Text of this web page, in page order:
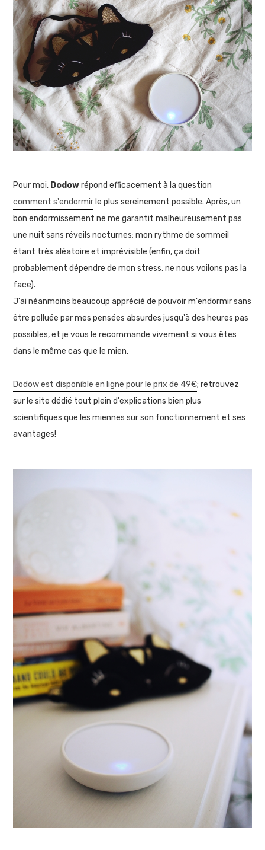
Pour moi, Dodowrépond efficacement à la question
comment s'endormir le plus sereinement possible. Après, un
bon endormissement ne me garantit malheureusement pas
une nuit sans réveils nocturnes; mon rythme de sommeil
étant très aléatoire et imprévisible (enfin, ça doit
probablement dépendre de mon stress, ne nous voilons pas la
face).
J'ai néanmoins beaucoup apprécié de pouvoir m'endormir sans
être polluée par mes pensées absurdes jusqu'à des heures pas
possibles, et je vous le recommande vivement si vous êtes
dans le même cas que le mien.
Dodow est disponible en ligne pour le prix de 49€; retrouvez
sur le site dédié tout plein d'explications bien plus
scientifiques que les miennes sur son fonctionnement et ses
avantages!